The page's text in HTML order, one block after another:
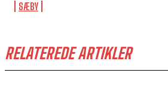
SÆBY
RELATEREDE ARTIKLER